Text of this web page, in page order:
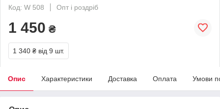
Код: W 508
Опт і роздріб
1 450 ₴
1 340 ₴ від 9 шт.
Опис Характеристики Доставка Оплата Умови